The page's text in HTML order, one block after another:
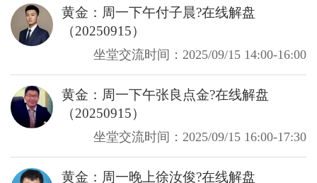
黄金：周一下午付子晨?在线解盘
（20250915）
坐堂交流时间：2025/09/15 14:00-16:00
黄金：周一下午张良点金?在线解盘
（20250915）
坐堂交流时间：2025/09/15 16:00-17:30
黄金：周一晚上徐汝俊?在线解盘